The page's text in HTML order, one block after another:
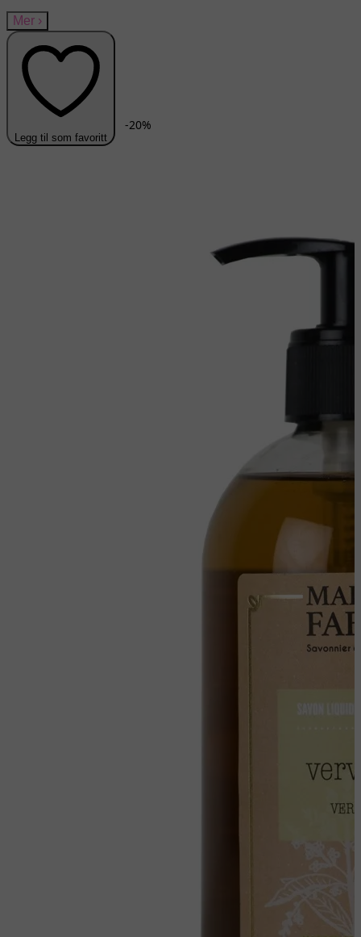
Mer ›
Legg til som favoritt
-20%